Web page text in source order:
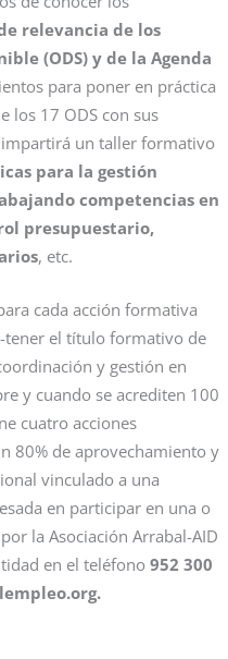
relevancia de los
(ODS) y de la Agenda
para poner en práctica
los 17 ODS con sus
un taller formativo
para la gestión
competencias en
presupuestario,
, etc.
cada acción formativa
tener el título formativo de
y gestión en
y cuando se acrediten 100
cuatro acciones
80% de aprovechamiento y
vinculado a una
en participar en una o
la Asociación Arrabal-AID
en el teléfono 952 300